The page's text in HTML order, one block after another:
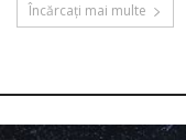
Încărcați mai multe